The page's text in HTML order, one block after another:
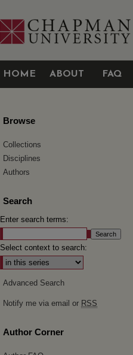
HOME ABOUT FAQ
Browse
Collections
Disciplines
Authors
Search
Enter search terms:
Select context to search:
Advanced Search
Notify me via email or RSS
Author Corner